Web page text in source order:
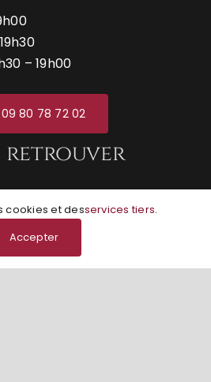
– 19h00
09 80 78 72 02
retrouver
cookies et desservices tiers.
Accepter